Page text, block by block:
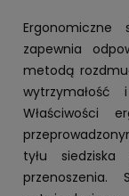
Ergonomiczne
zapewnia
metodą
Właściwości
tyłu
przenoszenia.